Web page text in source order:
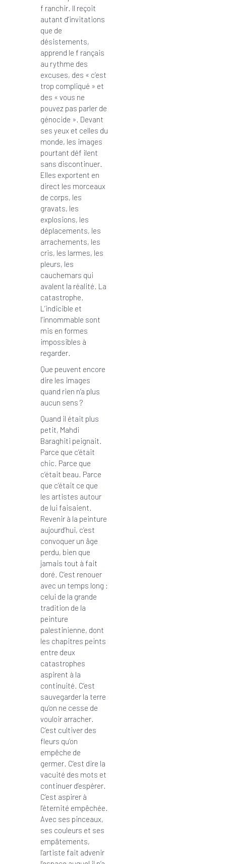
f ranchir. Il reçoit
autant d’invitations
que de
désistements,
apprend le f rançais
au rythme des
excuses, des « c’est
trop compliqué » et
des « vous ne
pouvez pas parler de
génocide ». Devant
ses yeux et celles du
monde, les images
pourtant déf ilent
sans discontinuer.
Elles exportent en
direct les morceaux
de corps, les
gravats, les
explosions, les
déplacements, les
arrachements, les
cris, les larmes, les
pleurs, les
cauchemars qui
avalent la réalité. La
catastrophe.
L’indicible et
l’innommable sont
mis en formes
impossibles à
regarder.
Que peuvent encore
dire les images
quand rien n’a plus
aucun sens ?
Quand il était plus
petit, Mahdi
Baraghiti peignait.
Parce que c’était
chic. Parce que
c’était beau. Parce
que c’était ce que
les artistes autour
de lui faisaient.
Revenir à la peinture
aujourd’hui, c’est
convoquer un âge
perdu, bien que
jamais tout à fait
doré. C’est renouer
avec un temps long :
celui de la grande
tradition de la
peinture
palestinienne, dont
les chapitres peints
entre deux
catastrophes
aspirent à la
continuité. C’est
sauvegarder la terre
qu’on ne cesse de
vouloir arracher.
C’est cultiver des
fleurs qu’on
empêche de
germer. C’est dire la
vacuité des mots et
continuer d’espérer.
C’est aspirer à
l’éternité empêchée.
Avec ses pinceaux,
ses couleurs et ses
empâtements,
l’artiste fait advenir